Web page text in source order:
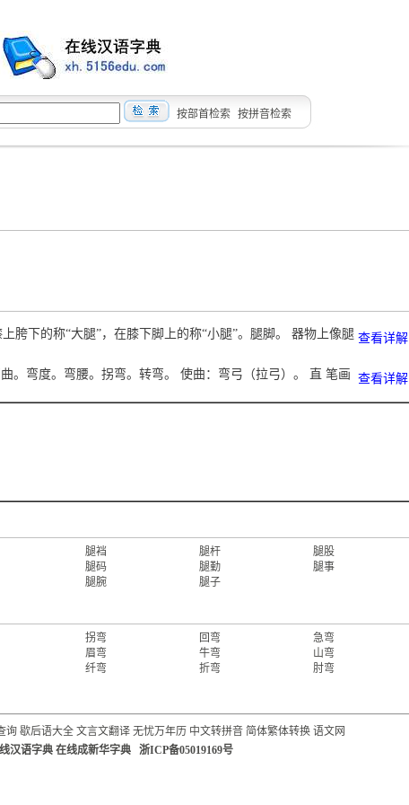
按部首检索 按拼音检索
胯下的称“大腿”，在膝下脚上的称“小腿”。腿脚。 器物上像腿 查看详解
。弯度。弯腰。拐弯。转弯。 使曲：弯弓（拉弓）。 直 笔画
查看详解
腿裆 腿杆
腿股
腿码 腿勤
腿事
腿腕 腿子
拐弯 回弯
急弯
眉弯 牛弯
山弯
纤弯 折弯
肘弯
询 歇后语大全 文言文翻译 无忧万年历 中文转拼音 简体繁体转换 语文网
汉语字典 在线成新华字典 浙ICP备05019169号